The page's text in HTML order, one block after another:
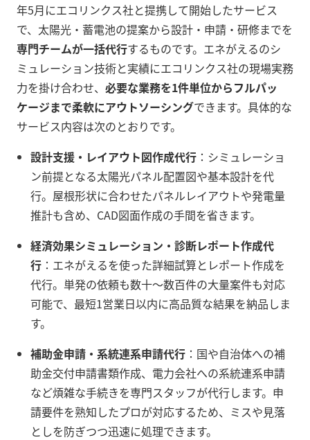
年5月にエコリンクス社と提携して開始したサービス
で、太陽光・蓄電池の提案から設計・申請・研修までを
専門チームが一括代行するものです。エネがえるのシ
ミュレーション技術と実績にエコリンクス社の現場実務
力を掛け合わせ、 必要な業務を1件単位からフルパッ
ケージまで柔軟にアウトソーシングできます。具体的な
サービス内容は次のとおりです。
設計支援・レイアウト図作成代行 ：シミュレーショ
ン前提となる太陽光パネル配置図や基本設計を代
行。屋根形状に合わせたパネルレイアウトや発電量
推計も含め、CAD図面作成の手間を省きます。
経済効果シミュレーション・診断レポート作成代
行 ：エネがえるを使った詳細試算とレポート作成を
代行。単発の依頼も数十～数百件の大量案件も対応
可能で、最短1営業日以内に高品質な結果を納品しま
す。
補助金申請・系統連系申請代行 ：国や自治体への補
助金交付申請書類作成、電力会社への系統連系申請
など煩雑な手続きを専門スタッフが代行します。申
請要件を熟知したプロが対応するため、ミスや見落
としを防ぎつつ迅速に処理できます。